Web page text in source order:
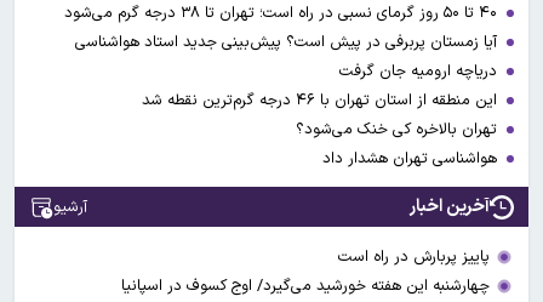
آیا زمستان پربرفی در پیش است؟ پیش‌بینی جدید استاد هواشناسی
دریاچه ارومیه جان گرفت
این منطقه از استان تهران با ۴۶ درجه گرم‌ترین نقطه شد
تهران بالاخره کی خنک می‌شود؟
هواشناسی تهران هشدار داد
آخرین اخبار آرشیو
پاییز پربارش در راه است
چهارشنبه این هفته خورشید می‌گیرد/ اوج کسوف در اسپانیا